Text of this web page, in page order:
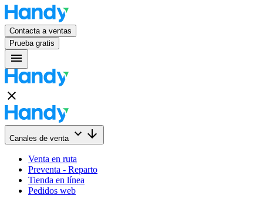
Contacta a ventas
Prueba gratis
menu
close
Canales de venta keyboard_arrow_down arrow_downward
Venta en ruta
Preventa - Reparto
Tienda en línea
Pedidos web